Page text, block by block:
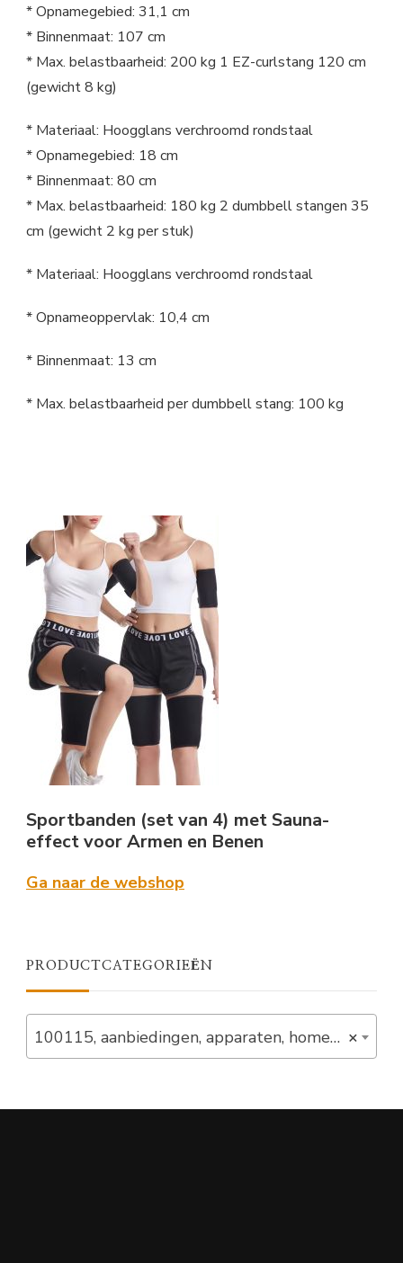
* Opnamegebied: 31,1 cm
* Binnenmaat: 107 cm
* Max. belastbaarheid: 200 kg 1 EZ-curlstang 120 cm
(gewicht 8 kg)
* Materiaal: Hoogglans verchroomd rondstaal
* Opnamegebied: 18 cm
* Binnenmaat: 80 cm
* Max. belastbaarheid: 180 kg 2 dumbbell stangen 35
cm (gewicht 2 kg per stuk)
* Materiaal: Hoogglans verchroomd rondstaal
* Opnameoppervlak: 10,4 cm
* Binnenmaat: 13 cm
* Max. belastbaarheid per dumbbell stang: 100 kg
Sportbanden (set van 4) met Sauna-
effect voor Armen en Benen
Ga naar de webshop
PRODUCTCATEGORIEËN
×
100115, aanbiedingen, apparaten, homegym, in_stock, set, strive (1)